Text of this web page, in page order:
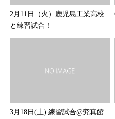
2月11日（火）鹿児島工業高校
と練習試合！
3月18日(土) 練習試合@究真館